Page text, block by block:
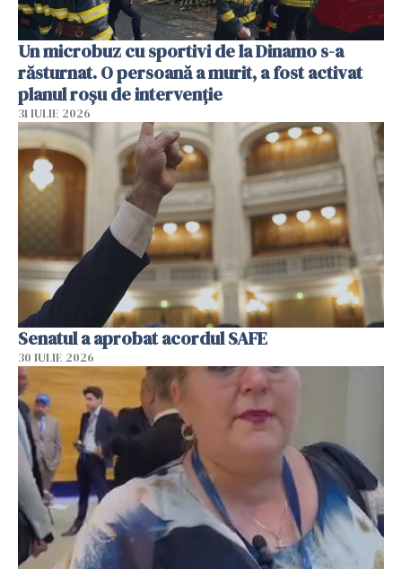
Un microbuz cu sportivi de la Dinamo s-a
răsturnat. O persoană a murit, a fost activat
planul roșu de intervenție
31 IULIE 2026
Senatul a aprobat acordul SAFE
30 IULIE 2026